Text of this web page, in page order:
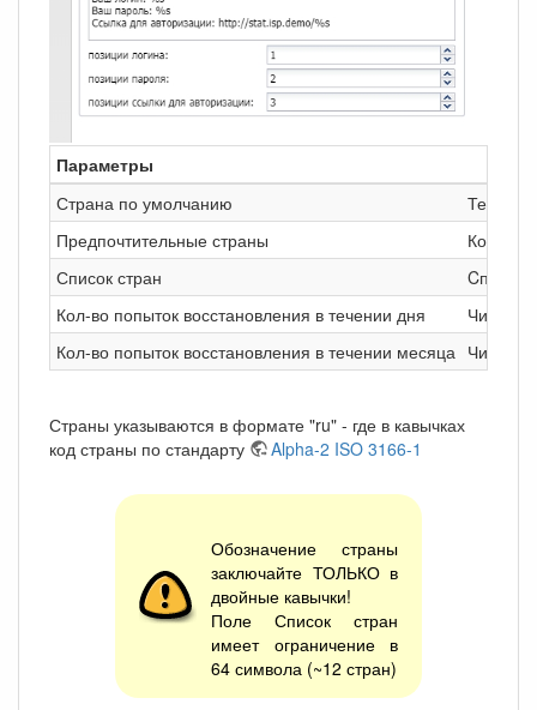
Параметры
Страна по умолчанию
Предпочтительные страны
Коды
Список стран
Cписок
Кол-во попыток восстановления в течении дня
Число
Кол-во попыток восстановления в течении месяца Число
Страны указываются в формате "ru" - где в кавычках
код страны по стандарту
Alpha-2 ISO 3166-1
Обозначение страны
заключайте ТОЛЬКО в
двойные кавычки!
Поле Список стран
имеет ограничение в
64 символа (~12 стран)